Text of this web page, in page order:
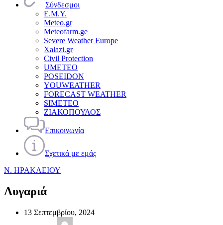
Σύνδεσμοι
Ε.Μ.Υ.
Meteo.gr
Meteofarm.ge
Severe Weather Europe
Xalazi.gr
Civil Protection
UMETEO
POSEIDON
YOUWEATHER
FORECAST WEATHER
SIMETEO
ΖΙΑΚΟΠΟΥΛΟΣ
Επικοινωνία
Σχετικά με εμάς
Ν. ΗΡΑΚΛΕΙΟΥ
Λυγαριά
13 Σεπτεμβρίου, 2024